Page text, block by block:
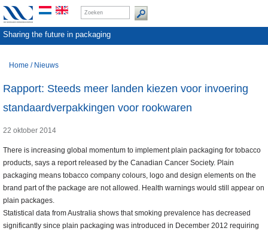
Sharing the future in packaging
Home / Nieuws
Rapport: Steeds meer landen kiezen voor invoering
standaardverpakkingen voor rookwaren
22 oktober 2014
There is increasing global momentum to implement plain packaging for tobacco
products, says a report released by the Canadian Cancer Society. Plain
packaging means tobacco company colours, logo and design elements on the
brand part of the package are not allowed. Health warnings would still appear on
plain packages.
Statistical data from Australia shows that smoking prevalence has decreased
significantly since plain packaging was introduced in December 2012 requiring